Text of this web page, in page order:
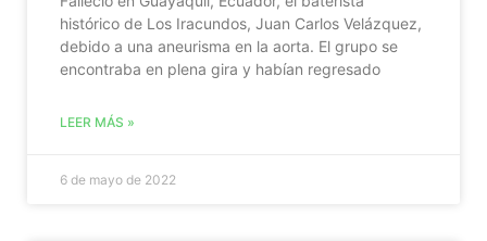
histórico de Los Iracundos, Juan Carlos Velázquez,
debido a una aneurisma en la aorta. El grupo se
encontraba en plena gira y habían regresado
LEER MÁS »
6 de mayo de 2022